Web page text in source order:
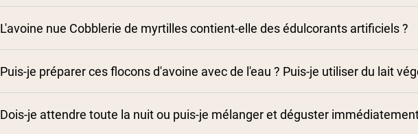
L'avoine nue Cobblerie de myrtilles contient-elle des édulcorants artificiels ?
Puis-je préparer ces flocons d'avoine avec de l'eau ? Puis-je utiliser du lait
Dois-je attendre toute la nuit ou puis-je mélanger et déguster